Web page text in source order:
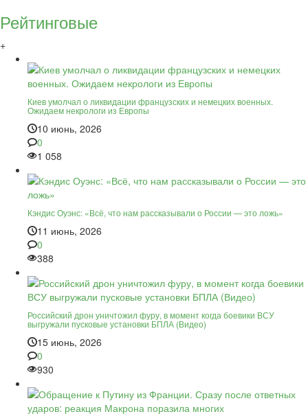
Рейтинговые
+
Киев умолчал о ликвидации французских и немецких военных.
Ожидаем некрологи из Европы
10 июнь, 2026
0
1 058
Кэндис Оуэнс: «Всё, что нам рассказывали о России — это ложь»
11 июнь, 2026
0
388
Российский дрон уничтожил фуру, в момент когда боевики ВСУ
выгружали пусковые установки БПЛА (Видео)
15 июнь, 2026
0
930